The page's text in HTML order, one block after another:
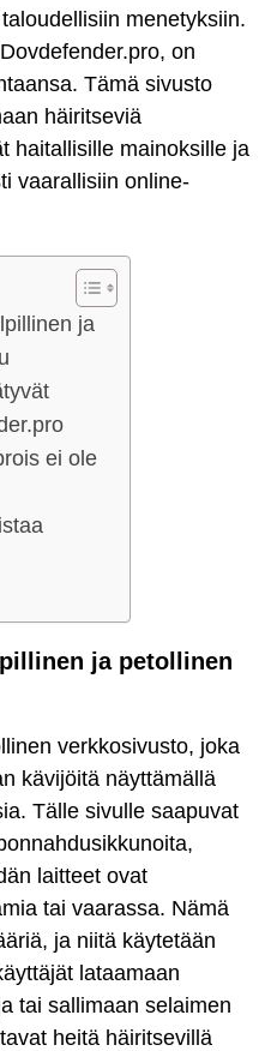
menetyksiin.
on
Tämä sivusto
häiritseviä
haitallisille mainoksille ja
vaarallisiin online-
ja
ei ole
ja petollinen
verkkosivusto, joka
kävijöitä näyttämällä
Tälle sivulle saapuvat
laitteet ovat
tai vaarassa. Nämä
ja niitä käytetään
lataamaan
tai sallimaan selaimen
heitä häiritsevillä